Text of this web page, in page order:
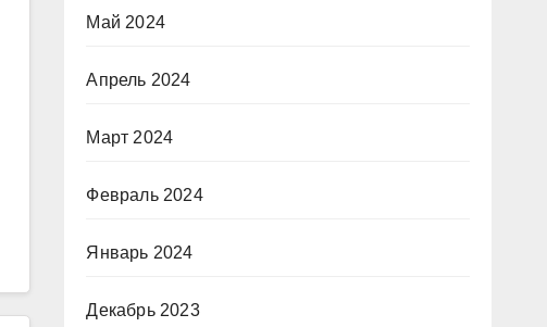
Май 2024
Апрель 2024
Март 2024
Февраль 2024
Январь 2024
Декабрь 2023